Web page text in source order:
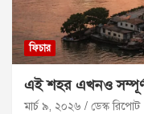
ফিচার
এই শহর এখনও
মার্চ ৯, ২০২৬ ডেস্ক রিপোট